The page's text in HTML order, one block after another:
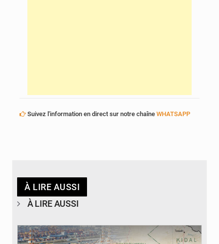
Suivez l'information en direct sur notre chaîne WHATSAPP
À LIRE AUSSI
À LIRE AUSSI
© JDM